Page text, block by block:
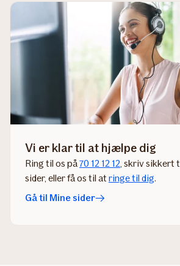
Vi er klar til at hjælpe dig
Ring til os på70 12 12 12 , skriv sikkert
sider​, eller få os til at ringe til dig​.​​​​​​​​​
Gå til Mine sider